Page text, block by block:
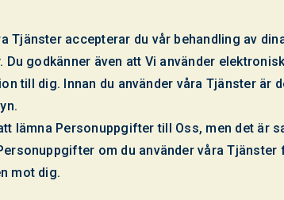
Tjänster accepterar du vår behandling av
godkänner även att Vi använder
till dig. Innan du använder våra Tjänster är
lämna Personuppgifter till Oss, men det är
om du använder våra Tjänster
mot dig.